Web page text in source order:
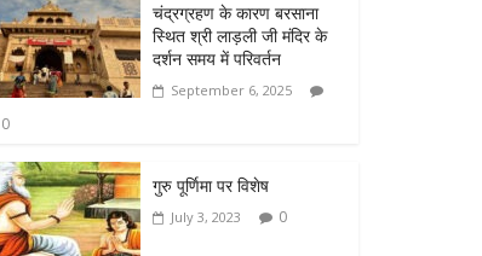
चंद्रग्रहण के कारण बरसाना
स्थित श्री लाड़ली जी मंदिर के
दर्शन समय में परिवर्तन
September 6, 2025
0
गुरु पूर्णिमा पर विशेष
July 3, 2023 0